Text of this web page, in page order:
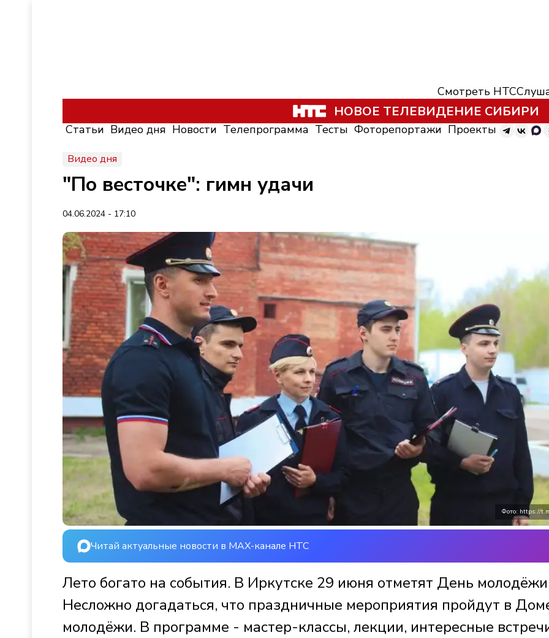
Смотреть НТС
НОВОЕ ТЕЛЕВИДЕНИЕ СИБИРИ
Статьи Видео дня Новости Телепрограмма Тесты Фоторепортажи Проекты
Видео дня
"По весточке": гимн удачи
04.06.2024 - 17:10
Фото: https://
Читай актуальные новости в MAX-канале НТС
Лето богато на события. В Иркутске 29 июня отметят День
Несложно догадаться, что праздничные мероприятия пройдут в
молодёжи. В программе - мастер-классы, лекции, интересные